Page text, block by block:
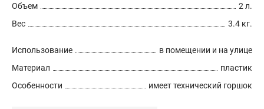
2 л.
Объем
3.4 кг.
Вес
в помещении и на улице
Использование
пластик
Материал
имеет технический горшок
Особенности